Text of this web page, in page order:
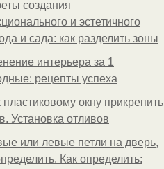
создания
и эстетичного
и сада: как разделить зоны
интерьера за 1
рецепты успеха
пластиковому окну прикрепить
Установка отливов
или левые петли на дверь,
Как определить: